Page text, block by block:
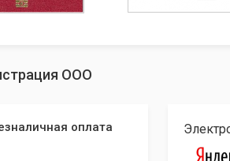
ООО
оплата